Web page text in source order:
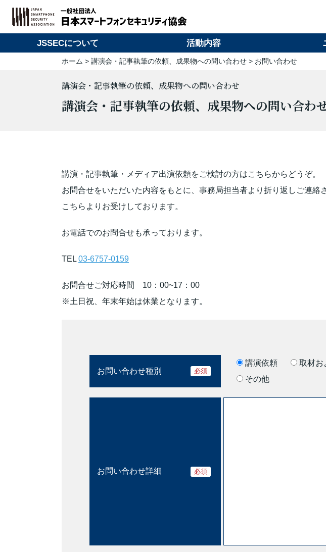
JSSECについて 活動内容
ホーム > 講演会・記事執筆の依頼、成果物への問い合わせ > お問い合わせ
講演会・記事執筆の依頼、成果物への問い合わせ
講演会・記事執筆の依頼、成果物への問い合わ
講演・記事執筆・メディア出演依頼をご検討の方はこちらからどうぞ。
お問合せをいただいた内容をもとに、事務局担当者より折り返しご連
こちらよりお受けしております。
お電話でのお問合せも承っております。
TEL 03-6757-0159
お問合せご対応時間 10：00~17：00
※土日祝、年末年始は休業となります。
お問い合わせ種別 必須
講演依頼 取材お
その他
お問い合わせ詳細 必須